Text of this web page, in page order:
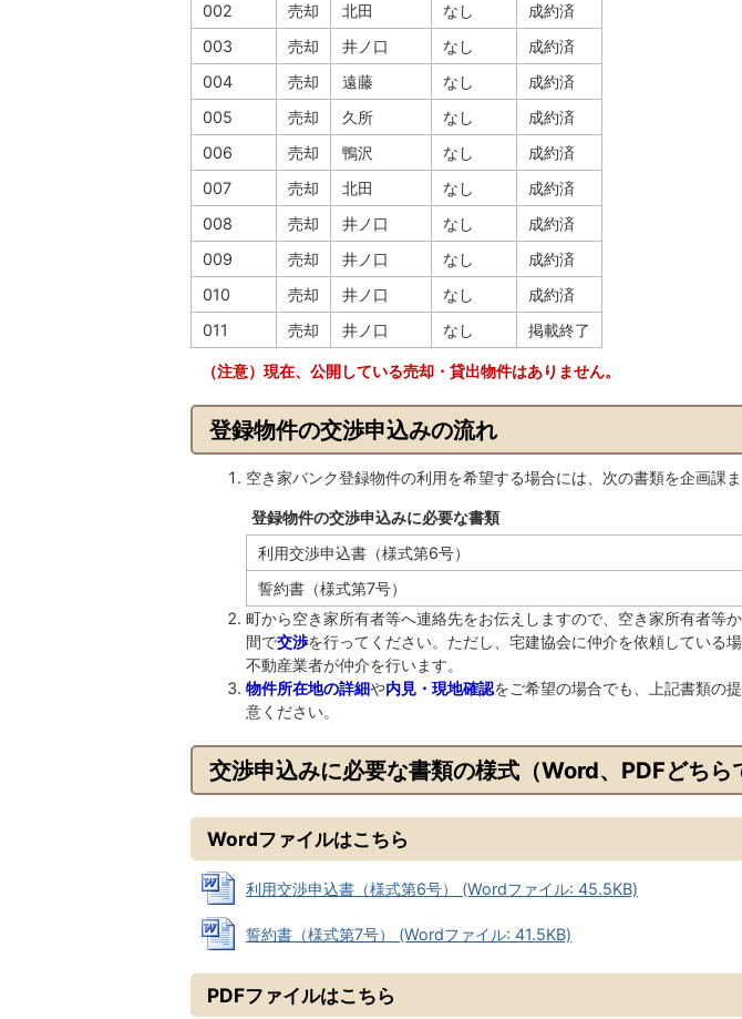
002
売却 北田 なし
成約済
003
売却 井ノ口 なし
成約済
004
売却 遠藤 なし
成約済
005
売却 久所 なし
成約済
006
売却 鴨沢 なし
成約済
007
売却 北田 なし
成約済
008
売却 井ノ口 なし
成約済
009
売却 井ノ口 なし
成約済
010
売却 井ノ口 なし
成約済
011
売却 井ノ口 なし 掲載終了
（注意）現在、公開している売却・貸出物件はありません。
登録物件の交渉申込みの流れ
空き家バンク登録物件の利用を希望する場合には、次の書類を企画課
登録物件の交渉申込みに必要な書類
利用交渉申込書（様式第6号）
誓約書（様式第7号）
町から空き家所有者等へ連絡先をお伝えしますので、空き家所有者等
間で交渉を行ってください。ただし、宅建協会に仲介を依頼している
不動産業者が仲介を行います。
物件所在地の詳細や内見・現地確認をご希望の場合でも、上記書類の
意ください。
交渉申込みに必要な書類の様式（Word、PDFどちら
Wordファイルはこちら
利用交渉申込書（様式第6号） (Wordファイル: 45.5KB)
誓約書（様式第7号） (Wordファイル: 41.5KB)
PDFファイルはこちら